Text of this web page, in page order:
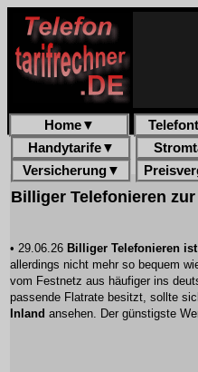
Home▼
Handytarife▼
Versicherung▼
Billiger Telefonieren
• 29.06.26 Billiger Telefonieren
allerdings nicht mehr so bequem
vom Festnetz aus häufiger ins
passende Flatrate besitzt, sollte
Inland ansehen. Der günstigste